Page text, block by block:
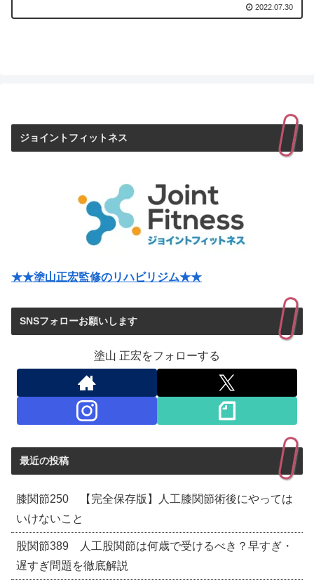
2022.07.30
ジョイントフィットネス
★★塗山正宏監修のリハビリジム★★
SNSフォローお願いします
塗山 正宏をフォローする
最近の投稿
膝関節250 【完全保存版】人工膝関節術後にやっては
いけないこと
股関節389 人工股関節は何歳で受けるべき？早すぎ・
遅すぎ問題を徹底解説